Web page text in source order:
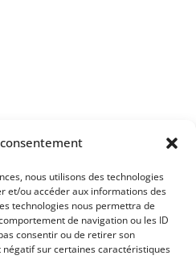
nous utilisons des technologies
et/ou accéder aux informations des
technologies nous permettra de
de navigation ou les ID
consentir ou de retirer son
sur certaines caractéristiques